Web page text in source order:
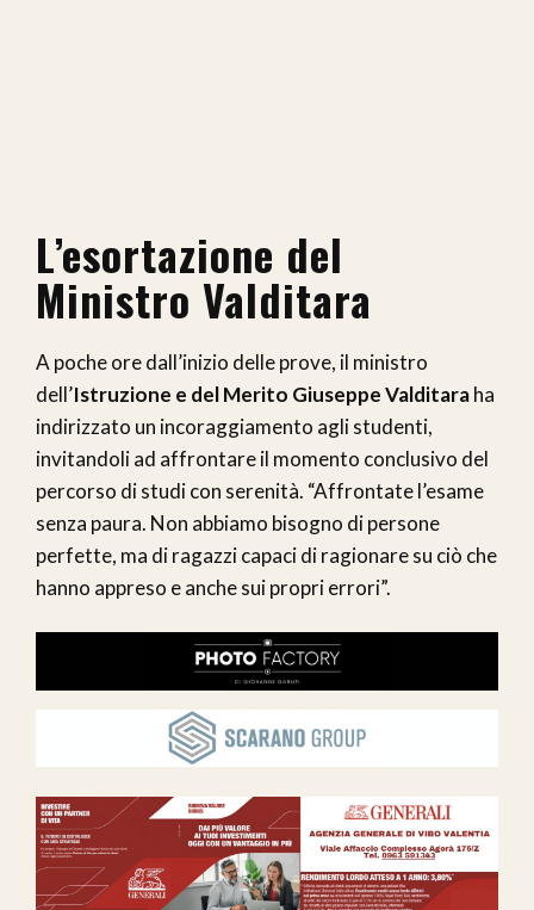
L’esortazione del
Ministro Valditara
A poche ore dall’inizio delle prove, il ministro
dell’Istruzione e del Merito Giuseppe Valditaraha
indirizzato un incoraggiamento agli studenti,
invitandoli ad affrontare il momento conclusivo del
percorso di studi con serenità. “Affrontate l’esame
senza paura. Non abbiamo bisogno di persone
perfette, ma di ragazzi capaci di ragionare su ciò che
hanno appreso e anche sui propri errori”.